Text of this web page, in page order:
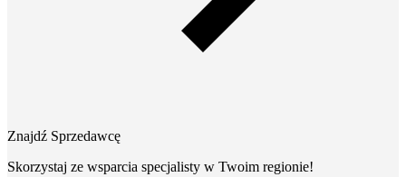
Znajdź Sprzedawcę
Skorzystaj ze wsparcia specjalisty w Twoim regionie!